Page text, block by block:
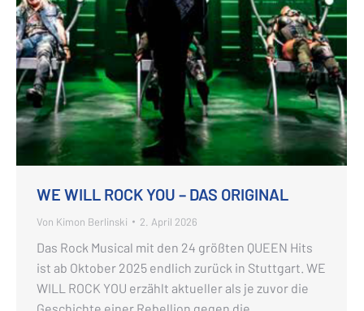
WE WILL ROCK YOU – DAS ORIGINAL
Von Kimon Berlinski 2. April 2026
Das Rock Musical mit den 24 größten QUEEN Hits
ist ab Oktober 2025 endlich zurück in Stuttgart. WE
WILL ROCK YOU erzählt aktueller als je zuvor die